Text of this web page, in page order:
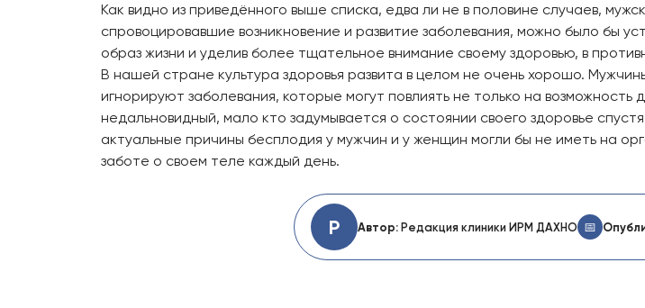
Как видно из приведённого выше списка, едва ли не в половине случаев,
спровоцировавшие возникновение и развитие заболевания, можно было бы
образ жизни и уделив более тщательное внимание своему здоровью, в
В нашей стране культура здоровья развита в целом не очень хорошо.
игнорируют заболевания, которые могут повлиять не только на
недальновидный, мало кто задумывается о состоянии своего здоровье
актуальные причины бесплодия у мужчин и у женщин могли бы не иметь на
заботе о своем теле каждый день.
Р Автор: Редакция клиники ИРМ ДАХНО 📅